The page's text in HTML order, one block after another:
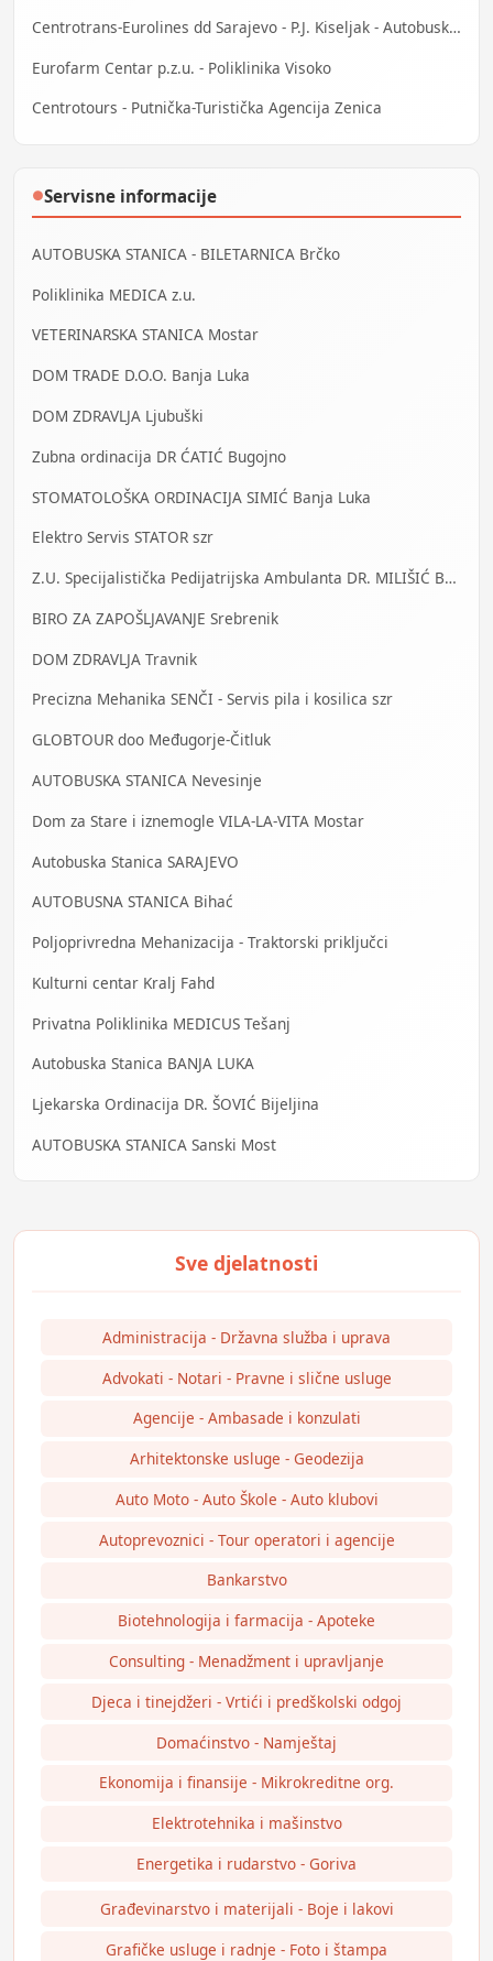
Centrotrans-Eurolines dd Sarajevo - P.J. Kiseljak - Autobuska stanica
Eurofarm Centar p.z.u. - Poliklinika Visoko
Centrotours - Putnička-Turistička Agencija Zenica
●Servisne informacije
AUTOBUSKA STANICA - BILETARNICA Brčko
Poliklinika MEDICA z.u.
VETERINARSKA STANICA Mostar
DOM TRADE D.O.O. Banja Luka
DOM ZDRAVLJA Ljubuški
Zubna ordinacija DR ĆATIĆ Bugojno
STOMATOLOŠKA ORDINACIJA SIMIĆ Banja Luka
Elektro Servis STATOR szr
Z.U. Specijalistička Pedijatrijska Ambulanta DR. MILIŠIĆ Banja Luka
BIRO ZA ZAPOŠLJAVANJE Srebrenik
DOM ZDRAVLJA Travnik
Precizna Mehanika SENČI - Servis pila i kosilica szr
GLOBTOUR doo Međugorje-Čitluk
AUTOBUSKA STANICA Nevesinje
Dom za Stare i iznemogle VILA-LA-VITA Mostar
Autobuska Stanica SARAJEVO
AUTOBUSNA STANICA Bihać
Poljoprivredna Mehanizacija - Traktorski priključci
Kulturni centar Kralj Fahd
Privatna Poliklinika MEDICUS Tešanj
Autobuska Stanica BANJA LUKA
Ljekarska Ordinacija DR. ŠOVIĆ Bijeljina
AUTOBUSKA STANICA Sanski Most
Administracija - Državna služba i uprava
Advokati - Notari - Pravne i slične usluge
Agencije - Ambasade i konzulati
Arhitektonske usluge - Geodezija
Auto Moto - Auto Škole - Auto klubovi
Autoprevoznici - Tour operatori i agencije
Bankarstvo
Biotehnologija i farmacija - Apoteke
Consulting - Menadžment i upravljanje
Djeca i tinejdžeri - Vrtići i predškolski odgoj
Domaćinstvo - Namještaj
Ekonomija i finansije - Mikrokreditne org.
Elektrotehnika i mašinstvo
Energetika i rudarstvo - Goriva
Građevinarstvo i materijali - Boje i lakovi
Grafičke usluge i radnje - Foto i štampa